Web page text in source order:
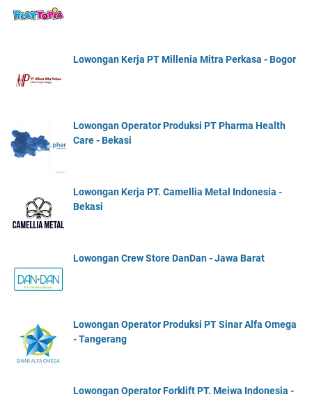
Lowongan Kerja PT Millenia Mitra Perkasa - Bogor
Lowongan Operator Produksi PT Pharma Health
Care - Bekasi
Lowongan Kerja PT. Camellia Metal Indonesia -
Bekasi
Lowongan Crew Store DanDan - Jawa Barat
Lowongan Operator Produksi PT Sinar Alfa Omega
- Tangerang
Lowongan Operator Forklift PT. Meiwa Indonesia -